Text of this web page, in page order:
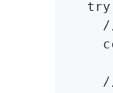
  try